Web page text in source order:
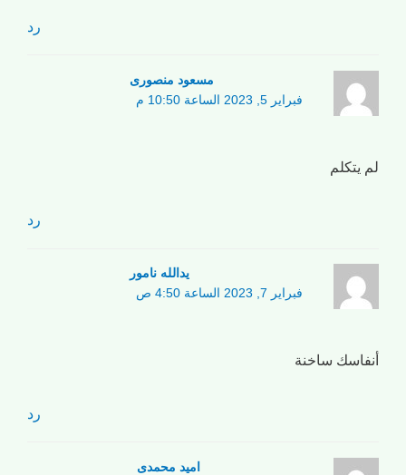
رد
مسعود منصوری
فبراير 5, 2023 الساعة 10:50 م
لم يتكلم
رد
یدالله نامور
فبراير 7, 2023 الساعة 4:50 ص
أنفاسك ساخنة
رد
امید محمدی